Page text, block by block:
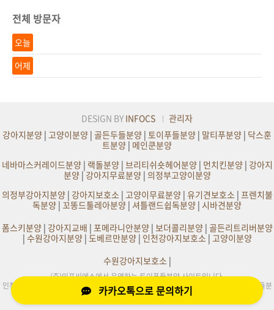
전체 방문자
오늘
어제
DESIGN BY INFOCS
관리자
강아지분양 | 고양이분양 | 골든두들분양 | 토이푸들분양 | 말티푸분양 | 닥스훈
트분양 | 메인쿤분양
네바마스커레이드분양| 랙돌분양| 브리티쉬숏헤어분양| 먼치킨분양| 강아지
분양|강아지무료분양| 의정부고양이분양
의정부강아지분양| 강아지보호소 | 고양이무료분양| 유기견보호소 | 프렌치불
독분양 | 꼬똥드툴레아분양 | 셔틀랜드쉽독분양 | 시바견분양
폼스키분양| 강아지교배 | 포메라니안분양| 보더콜리분양| 골든리트리버분양
| 수원강아지분양| 도베르만분양| 인천강아지보호소| 고양이분양
수원강아지보호소 |
(주)인포씨에스에서 운영하는 토이푸들분양 사이트입니다.
인천,부천,서울,수원,원주,의정부,부산,대구,전주,평택,광주,화성,천안,일산,김포 토이푸들분
양 정보제공
카카오톡으로 문의하기